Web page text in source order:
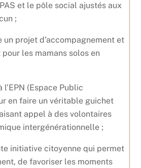
et le pôle social ajustés aux
;
un projet d’accompagnement et
les mamans solos en
l’EPN (Espace Public
en faire un véritable guichet
appel à des volontaires
intergénérationnelle ;
initiative citoyenne qui permet
de favoriser les moments